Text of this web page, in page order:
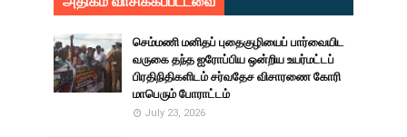
செம்மணி மனிதப் புதைகுழியைப் பார்வையிட
வருகை தந்த ஐரோப்பிய ஒன்றிய உயர்மட்டப்
பிரதிநிதிகளிடம் சர்வதேச விசாரணை கோரி
மாபெரும் போராட்டம்
July 23, 2026